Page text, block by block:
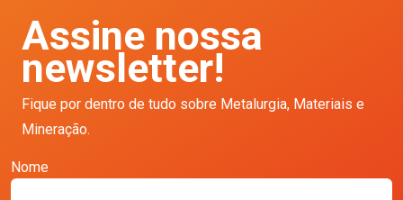
Assine nossa
newsletter!
Fique por dentro de tudo sobre Metalurgia, Materiais e
Mineração.
Nome